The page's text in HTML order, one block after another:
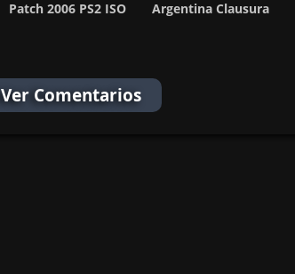
Patch 2006 PS2 ISO
Argentina Clausura
Ver Comentarios